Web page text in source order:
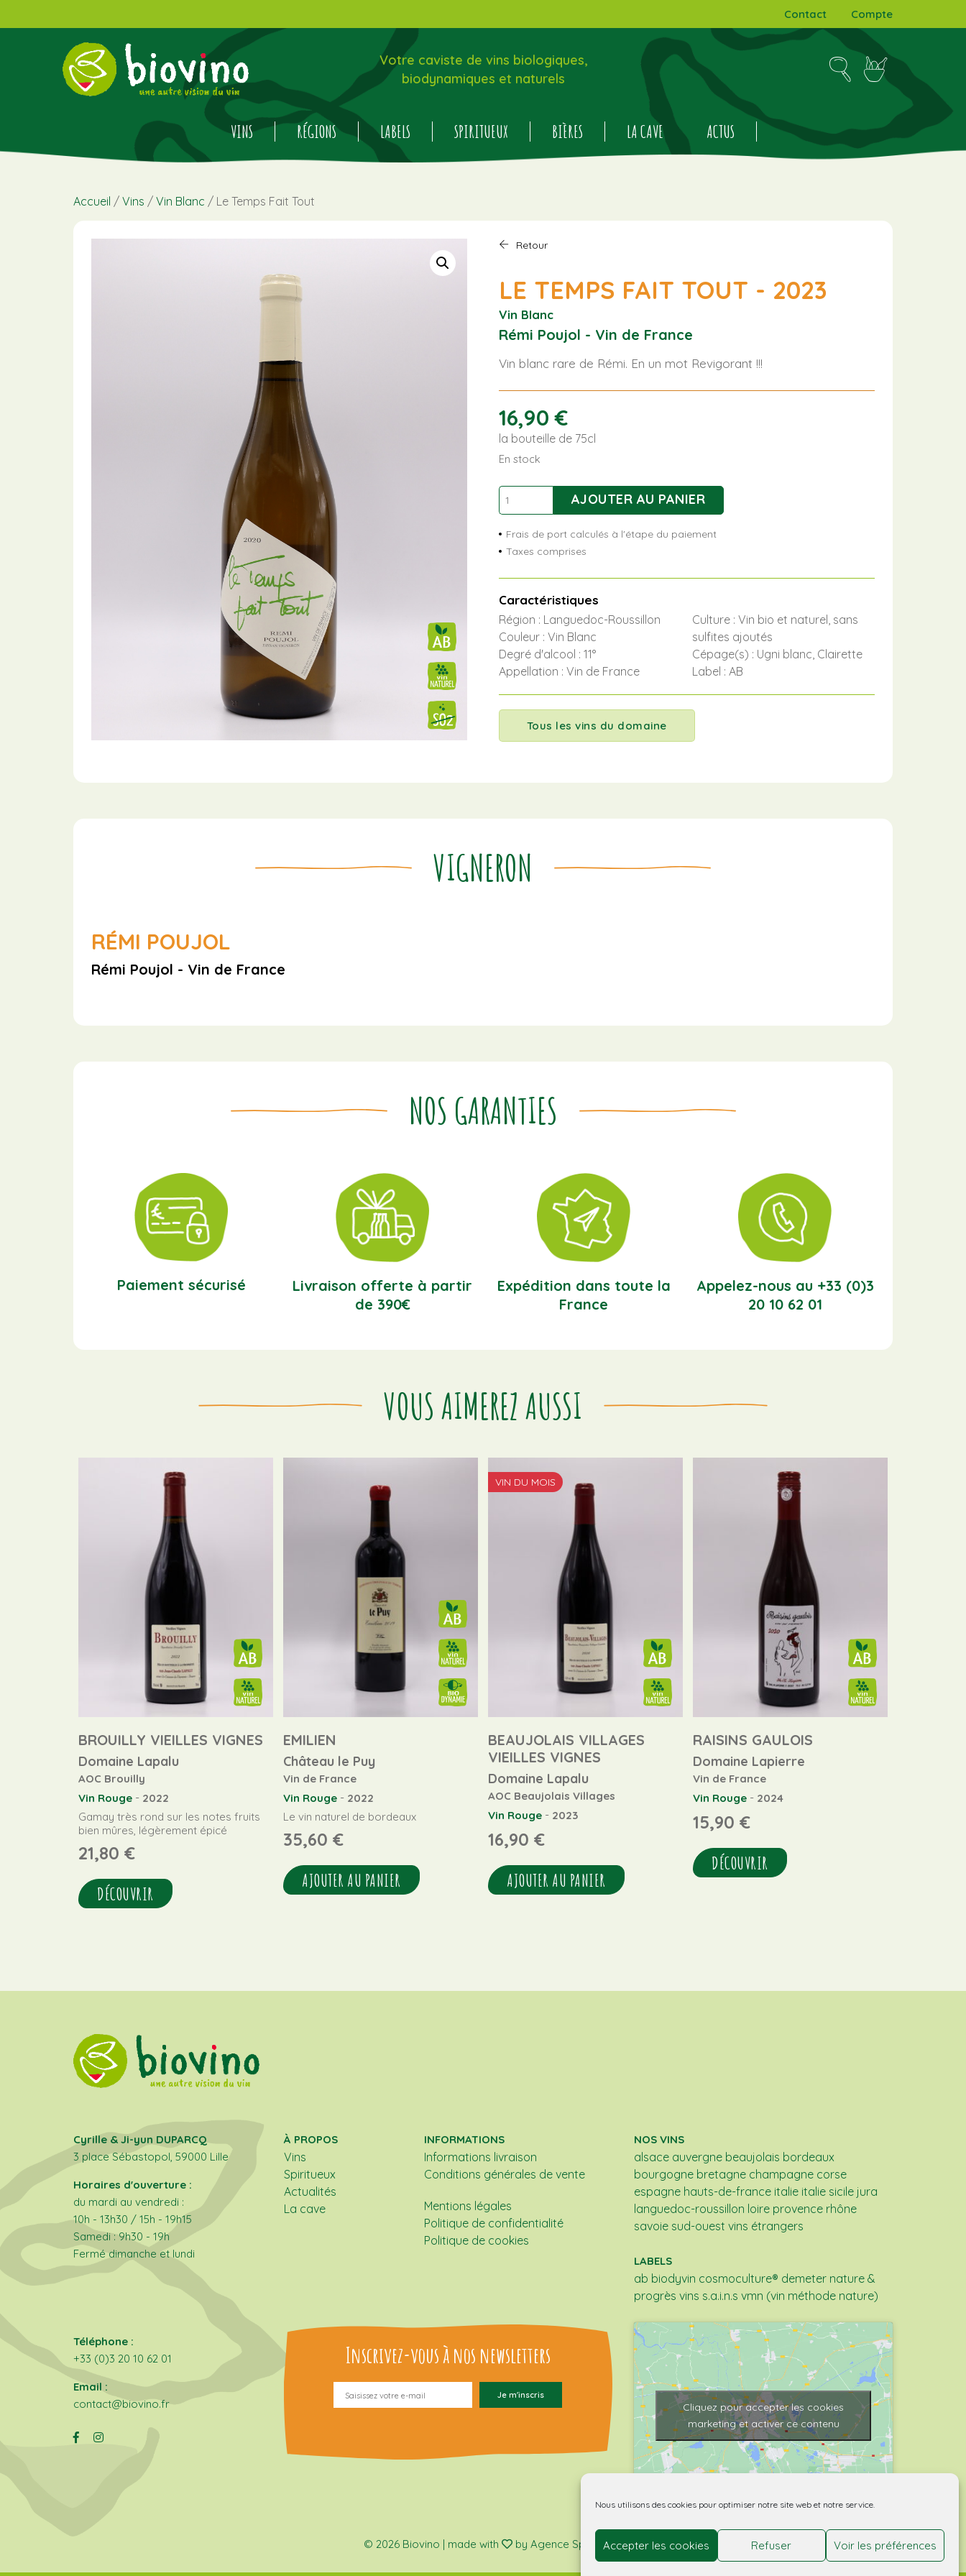
Nous utilisons des cookies pour optimiser notre site web et notre service.
Accepter les cookies Refuser Voir les préférences
Contact Compte
Votre caviste de vins biologiques,
biodynamiques et naturels
VINS RÉGIONS LABELS SPIRITUEUX BIÈRES LA CAVE ACTUS
Accueil / Vins / Vin Blanc / Le Temps Fait Tout
Retour
LE TEMPS FAIT TOUT - 2023
Vin Blanc
Rémi Poujol - Vin de France
Vin blanc rare de Rémi. En un mot Revigorant !!!
16,90€
la bouteille de 75cl
En stock
quantité
de
Le
Temps
Tout
AJOUTER AU PANIER
Frais de port calculés à l'étape du paiement
Taxes comprises
Caractéristiques
Région : Languedoc-Roussillon
Couleur : Vin Blanc
Degré d'alcool : 11°
Appellation : Vin de France
Culture : Vin bio et naturel, sans
sulfites ajoutés
Cépage(s) : Ugni blanc, Clairette
Label : AB
Tous les vins du domaine
VIGNERON
RÉMI POUJOL
Rémi Poujol - Vin de France
NOS GARANTIES
Paiement sécurisé
Livraison offerte à partir
de 390€
Expédition dans toute la
France
Appelez-nous au +33 (0)3
20 10 62 01
VOUS AIMEREZ AUSSI
BROUILLY VIEILLES VIGNES
Domaine Lapalu
AOC Brouilly
Vin Rouge - 2022
Gamay très rond sur les notes fruits
bien mûres, légèrement épicé
21,80 €
DÉCOUVRIR
EMILIEN
Château le Puy
Vin de France
Vin Rouge - 2022
Le vin naturel de bordeaux
35,60 €
AJOUTER AU PANIER
VIN DU MOIS
BEAUJOLAIS VILLAGES
VIEILLES VIGNES
Domaine Lapalu
AOC Beaujolais Villages
Vin Rouge - 2023
16,90 €
AJOUTER AU PANIER
RAISINS GAULOIS
Domaine Lapierre
Vin de France
Vin Rouge - 2024
15,90 €
DÉCOUVRIR
Cyrille & Ji-yun DUPARCQ
3 place Sébastopol, 59000 Lille
Horaires d'ouverture :
du mardi au vendredi :
10h - 13h30 / 15h - 19h15
Samedi : 9h30 - 19h
Fermé dimanche et lundi
À PROPOS
Vins
Spiritueux
Actualités
La cave
INFORMATIONS
Informations livraison
Conditions générales de vente
Mentions légales
Politique de confidentialité
Politique de cookies
NOS VINS
alsace auvergne beaujolais bordeaux
bourgogne bretagne champagne corse
espagne hauts-de-france italie italie sicile jura
languedoc-roussillon loire provence rhône
savoie sud-ouest vins étrangers
LABELS
ab biodyvin cosmoculture® demeter nature &
progrès vins s.a.i.n.s vmn (vin méthode nature)
Téléphone :
+33 (0)3 20 10 62 01
Email :
contact@biovino.fr
Inscrivez-vous à nos newsletters
Cliquez pour accepter les cookies
marketing et activer ce contenu
© 2026 Biovino | made with by Agence Spritz.